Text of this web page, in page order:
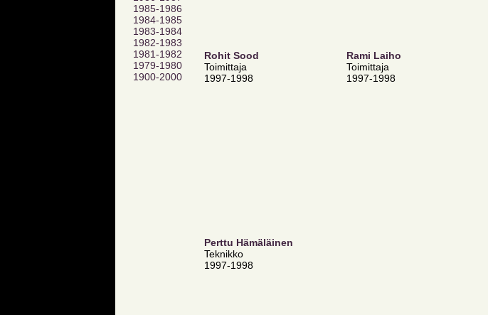
1985-1986
1984-1985
1983-1984
1982-1983
1981-1982
1979-1980
1900-2000
Rohit Sood
Toimittaja
1997-1998
Rami Laiho
Toimittaja
1997-1998
Perttu Hämäläinen
Teknikko
1997-1998